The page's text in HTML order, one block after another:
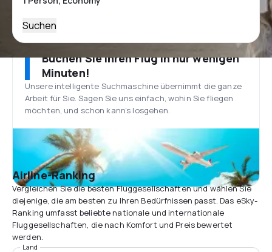
Suchen
Buchen Sie Ihren Flug in nur wenigen
Minuten!
Unsere intelligente Suchmaschine übernimmt die ganze
Arbeit für Sie. Sagen Sie uns einfach, wohin Sie fliegen
möchten, und schon kann’s losgehen.
Airline-Ranking
Vergleichen Sie die besten Fluggesellschaften und wählen Sie
diejenige, die am besten zu Ihren Bedürfnissen passt. Das eSky-
Ranking umfasst beliebte nationale und internationale
Fluggesellschaften, die nach Komfort und Preis bewertet
werden.
Land